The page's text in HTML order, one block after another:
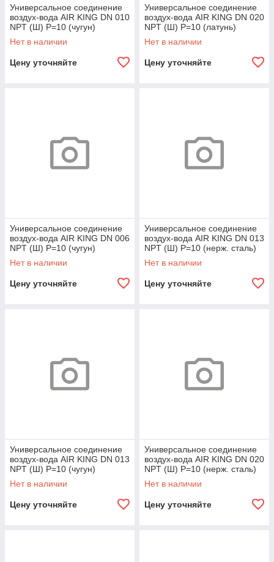
Универсальное соединение
воздух-вода AIR KING DN 010
NPT (Ш) P=10 (чугун)
Нет в наличии
Цену уточняйте
Универсальное соединение
воздух-вода AIR KING DN 020
NPT (Ш) P=10 (латунь)
Нет в наличии
Цену уточняйте
Универсальное соединение
воздух-вода AIR KING DN 006
NPT (Ш) P=10 (чугун)
Нет в наличии
Цену уточняйте
Универсальное соединение
воздух-вода AIR KING DN 013
NPT (Ш) P=10 (нерж. сталь)
Нет в наличии
Цену уточняйте
Универсальное соединение
воздух-вода AIR KING DN 013
NPT (Ш) P=10 (чугун)
Нет в наличии
Цену уточняйте
Универсальное соединение
воздух-вода AIR KING DN 020
NPT (Ш) P=10 (нерж. сталь)
Нет в наличии
Цену уточняйте